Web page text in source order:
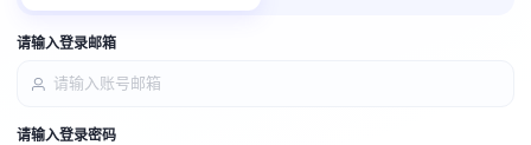
请输入登录邮箱
请输入登录密码